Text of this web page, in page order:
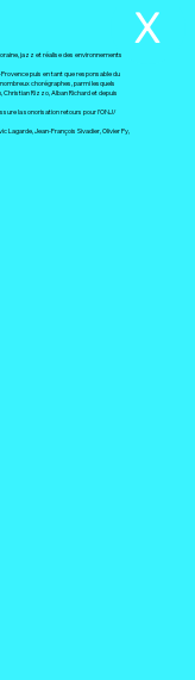
jazz et réalise des environnements
puis en tant que responsable du
chorégraphes, parmi lesquels
Christian Rizzo, Alban Richard et depuis
la sonorisation retours pour l’ONJ/
Lagarde, Jean-François Sivadier, Olivier Py,
X